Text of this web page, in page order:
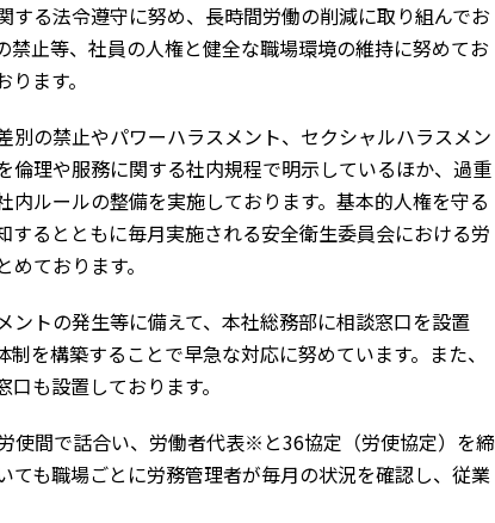
る法令遵守に努め、長時間労働の削減に取り組んでお
止等、社員の人権と健全な職場環境の維持に努めてお
ます。
の禁止やパワーハラスメント、セクシャルハラスメン
倫理や服務に関する社内規程で明示しているほか、過重
ルールの整備を実施しております。基本的人権を守る
るとともに毎月実施される安全衛生委員会における労
ております。
トの発生等に備えて、本社総務部に相談窓口を設置
を構築することで早急な対応に努めています。また、
も設置しております。
使間で話合い、労働者代表※と36協定（労使協定）を締
も職場ごとに労務管理者が毎月の状況を確認し、従業